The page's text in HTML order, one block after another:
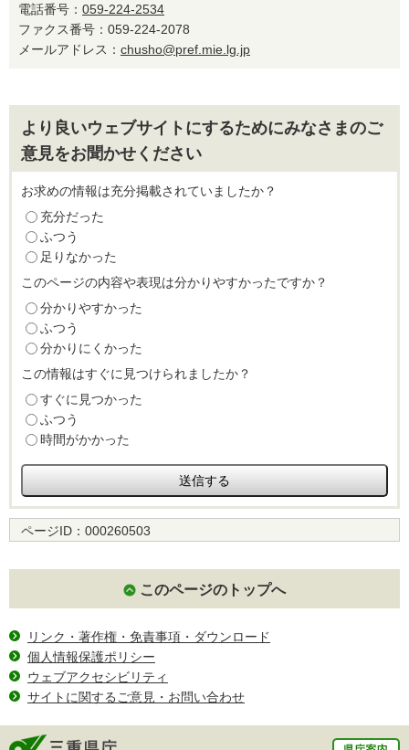
電話番号： 059-224-2534
ファクス番号：059-224-2078
メールアドレス： chusho@pref.mie.lg.jp
より良いウェブサイトにするためにみなさまのご
意見をお聞かせください
お求めの情報は充分掲載されていましたか？
充分だった
ふつう
足りなかった
このページの内容や表現は分かりやすかったですか？
分かりやすかった
ふつう
分かりにくかった
この情報はすぐに見つけられましたか？
すぐに見つかった
ふつう
時間がかかった
ページID： 000260503
このページのトップへ
リンク・著作権・免責事項・ダウンロード
個人情報保護ポリシー
ウェブアクセシビリティ
サイトに関するご意見・お問い合わせ